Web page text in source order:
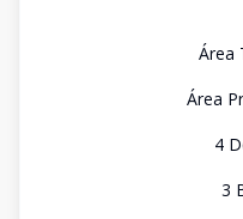
Área
Área
4
3